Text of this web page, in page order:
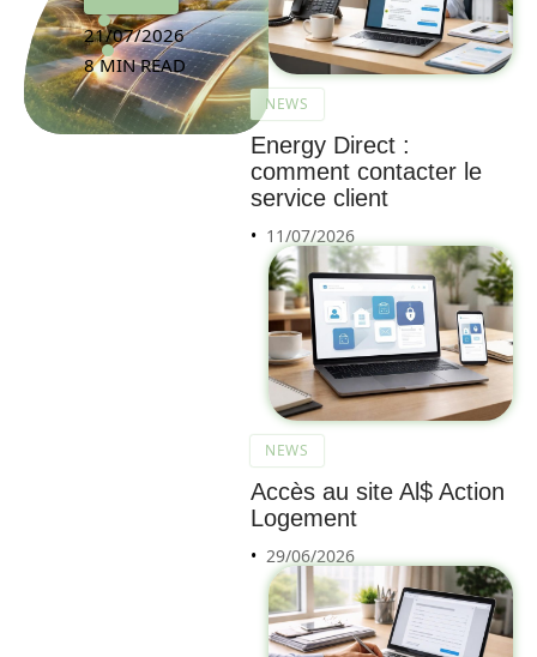
21/07/2026
8 MIN READ
NEWS
Energy Direct :
comment contacter le
service client
11/07/2026
NEWS
Accès au site Al$ Action
Logement
29/06/2026